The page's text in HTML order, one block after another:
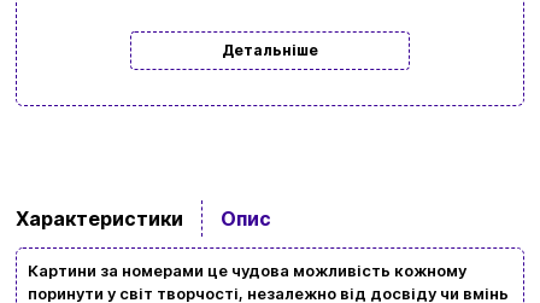
Детальніше
Характеристики Опис
Картини за номерами це чудова можливість кожному
поринути у світ творчості, незалежно від досвіду чи вмінь